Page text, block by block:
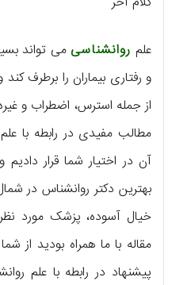
علم روانشناسیمی تواند
و رفتاری بیماران را برطرف
از جمله استرس، اضطراب و
مطالب مفیدی در رابطه با
آن در اختیار شما قرار
بهترین دکتر روانشناس در
خیال آسوده، پزشک مورد
مقاله با ما همراه بودید از
پیشنهاد در رابطه با علم